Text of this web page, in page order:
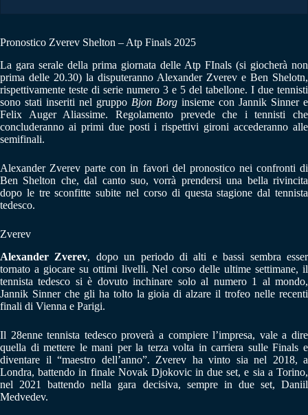
Pronostico Zverev Shelton – Atp Finals 2025
La gara serale della prima giornata delle Atp FInals (si giocherà non
prima delle 20.30) la disputeranno Alexander Zverev e Ben Shelotn,
rispettivamente teste di serie numero 3 e 5 del tabellone. I due tennisti
sono stati inseriti nel gruppo Bjon Borg insieme con Jannik Sinner e
Felix Auger Aliassime. Regolamento prevede che i tennisti che
concluderanno ai primi due posti i rispettivi gironi accederanno alle
semifinali.
Alexander Zverev parte con in favori del pronostico nei confronti di
Ben Shelton che, dal canto suo, vorrà prendersi una bella rivincita
dopo le tre sconfitte subite nel corso di questa stagione dal tennista
tedesco.
Zverev
Alexander Zverev, dopo un periodo di alti e bassi sembra esser
tornato a giocare su ottimi livelli. Nel corso delle ultime settimane, il
tennista tedesco si è dovuto inchinare solo al numero 1 al mondo,
Jannik Sinner che gli ha tolto la gioia di alzare il trofeo nelle recenti
finali di Vienna e Parigi.
Il 28enne tennista tedesco proverà a compiere l’impresa, vale a dire
quella di mettere le mani per la terza volta in carriera sulle Finals e
diventare il “maestro dell’anno”. Zverev ha vinto sia nel 2018, a
Londra, battendo in finale Novak Djokovic in due set, e sia a Torino,
nel 2021 battendo nella gara decisiva, sempre in due set, Daniil
Medvedev.